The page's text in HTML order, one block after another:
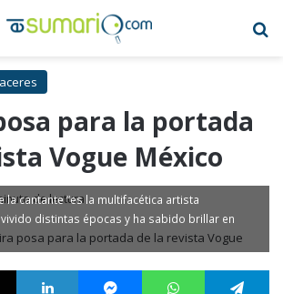
para la portada
Vogue México
de lectura
la cantante “es la multifacética artista
distintas épocas y ha sabido brillar en
X LinkedIn MessengerWhatsApp